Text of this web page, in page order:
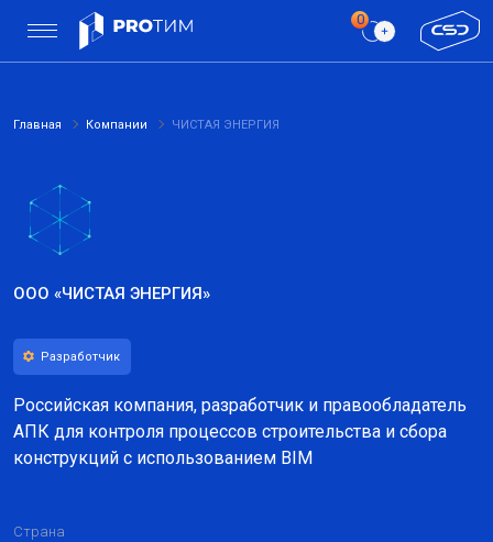
Главная Компании ЧИСТАЯ ЭНЕРГИЯ
ООО «ЧИСТАЯ ЭНЕРГИЯ»
Разработчик
Российская компания, разработчик и правообладатель
АПК для контроля процессов строительства и сбора
конструкций с использованием BIM
Страна